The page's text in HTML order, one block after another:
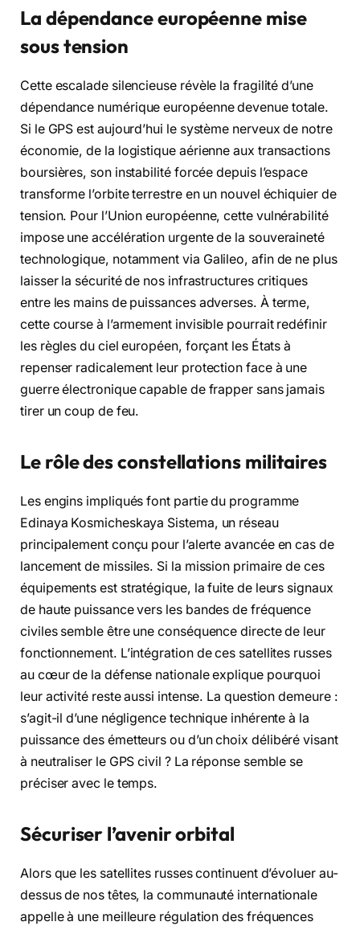
La dépendance européenne mise
sous tension
Cette escalade silencieuse révèle la fragilité d’une
dépendance numérique européenne devenue totale.
Si le GPS est aujourd’hui le système nerveux de notre
économie, de la logistique aérienne aux transactions
boursières, son instabilité forcée depuis l’espace
transforme l’orbite terrestre en un nouvel échiquier de
tension. Pour l’Union européenne, cette vulnérabilité
impose une accélération urgente de la souveraineté
technologique, notamment via Galileo, afin de ne plus
laisser la sécurité de nos infrastructures critiques
entre les mains de puissances adverses. À terme,
cette course à l’armement invisible pourrait redéfinir
les règles du ciel européen, forçant les États à
repenser radicalement leur protection face à une
guerre électronique capable de frapper sans jamais
tirer un coup de feu.
Le rôle des constellations militaires
Les engins impliqués font partie du programme
Edinaya Kosmicheskaya Sistema, un réseau
principalement conçu pour l’alerte avancée en cas de
lancement de missiles. Si la mission primaire de ces
équipements est stratégique, la fuite de leurs signaux
de haute puissance vers les bandes de fréquence
civiles semble être une conséquence directe de leur
fonctionnement. L’intégration de ces satellites russes
au cœur de la défense nationale explique pourquoi
leur activité reste aussi intense. La question demeure :
s’agit-il d’une négligence technique inhérente à la
puissance des émetteurs ou d’un choix délibéré visant
à neutraliser le GPS civil ? La réponse semble se
préciser avec le temps.
Sécuriser l’avenir orbital
Alors que les satellites russes continuent d’évoluer au-
dessus de nos têtes, la communauté internationale
appelle à une meilleure régulation des fréquences